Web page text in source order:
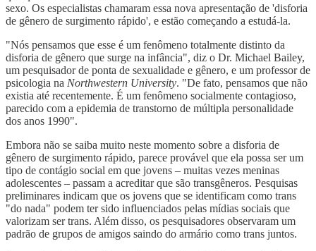
sexo. Os especialistas chamaram essa nova apresentação de 'disforia
de gênero de surgimento rápido', e estão começando a estudá-la.
"Nós pensamos que esse é um fenômeno totalmente distinto da
disforia de gênero que surge na infância", diz o Dr. Michael Bailey,
um pesquisador de ponta de sexualidade e gênero, e um professor de
psicologia na Northwestern University. "De fato, pensamos que não
existia até recentemente. É um fenômeno socialmente contagioso,
parecido com a epidemia de transtorno de múltipla personalidade
dos anos 1990".
Embora não se saiba muito neste momento sobre a disforia de
gênero de surgimento rápido, parece provável que ela possa ser um
tipo de contágio social em que jovens – muitas vezes meninas
adolescentes – passam a acreditar que são transgêneros. Pesquisas
preliminares indicam que os jovens que se identificam como trans
"do nada" podem ter sido influenciados pelas mídias sociais que
valorizam ser trans. Além disso, os pesquisadores observaram um
padrão de grupos de amigos saindo do armário como trans juntos.